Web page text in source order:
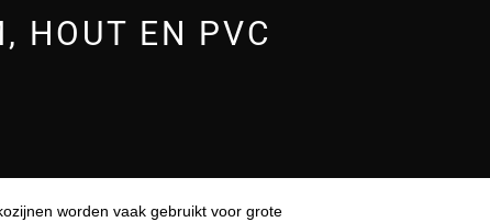
HOUT EN PVC
worden vaak gebruikt voor grote